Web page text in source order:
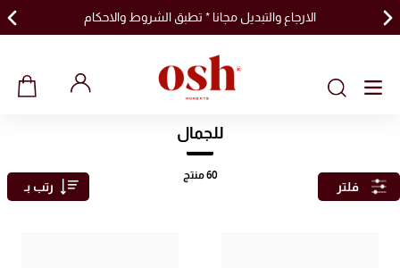
الارجاع والتبديل مجانا * تطبق الشروط والاحكام
للجمال
60منتج
فلتر رتب بـ